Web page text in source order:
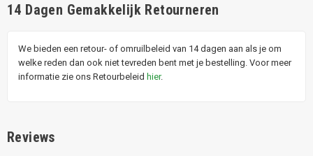
14 Dagen Gemakkelijk Retourneren
We bieden een retour- of omruilbeleid van 14 dagen aan als je om
welke reden dan ook niet tevreden bent met je bestelling. Voor meer
informatie zie ons Retourbeleid hier.
Reviews